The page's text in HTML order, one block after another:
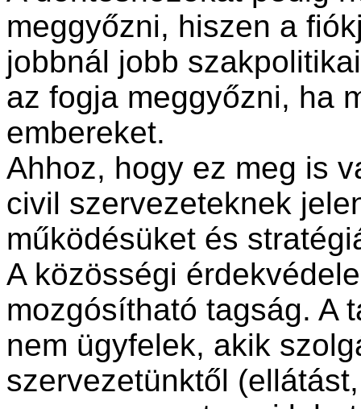
meggyőzni, hiszen a
jobbnál jobb
az fogja meggyőzni, ha
embereket.
Ahhoz, hogy ez meg is
civil szervezeteknek
működésüket és
A közösségi
mozgósítható tagság. A
nem ügyfelek, akik
szervezetünktől